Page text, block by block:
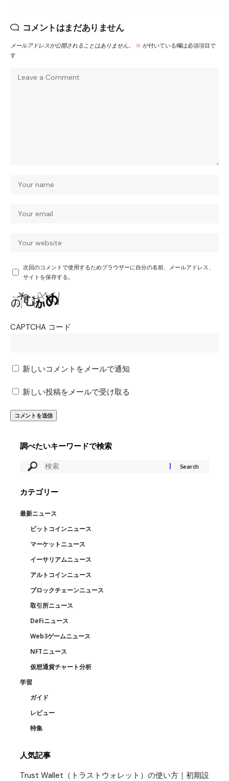
コメントはまだありません
メールアドレスが公開されることはありません。 ※ が付いている欄は必須項目で
す
次回のコメントで使用するためブラウザーに自分の名前、メールアドレス、
サイトを保存する。
CAPTCHA コード
新しいコメントをメールで通知
新しい投稿をメールで受け取る
調べたいキーワードで検索
カテゴリー
最新ニュース
ビットコインニュース
マーケットニュース
イーサリアムニュース
アルトコインニュース
ブロックチェーンニュース
取引所ニュース
DeFiニュース
Web3ゲームニュース
NFTニュース
仮想通貨チャート分析
学習
ガイド
レビュー
特集
人気記事
Trust Wallet（トラストウォレット）の使い方｜初期設